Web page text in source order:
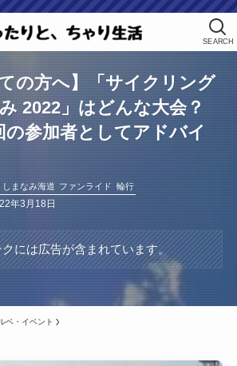
SEARCH
の方へ】「サイクリング
2022」はどんな大会？
の参加者としてアドバイ
しまなみ海道 ファンライド 輪行
年3月18日
には広告が含まれています。
ベ・イベント